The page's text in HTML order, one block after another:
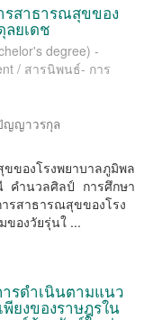
รสาธารณสุขของ
ยเดช
degree) -
/ สารนิพนธ์- การ
ญญาวรกุล
ของโรงพยาบาลภูมิพล
คํานวลศิลป์ การศึกษา
รสาธารณสุขของโรง
ของวัยรุ่นใ ...
รดำเนินตามแนว
ยงของราษฎรใน